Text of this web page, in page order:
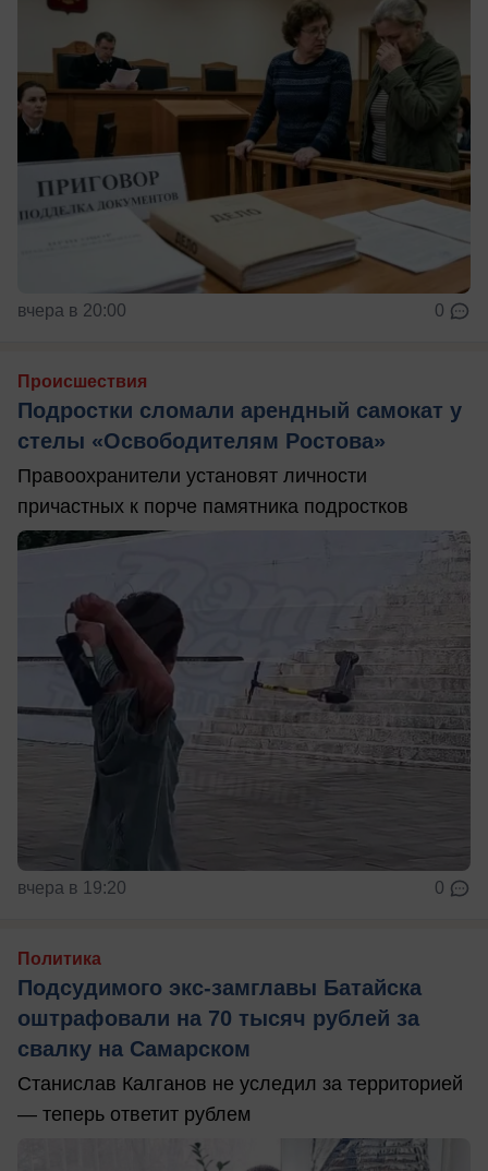
вчера в 20:00 0
Происшествия
Подростки сломали арендный самокат у
стелы «Освободителям Ростова»
Правоохранители установят личности
причастных к порче памятника подростков
вчера в 19:20 0
Политика
Подсудимого экс-замглавы Батайска
оштрафовали на 70 тысяч рублей за
свалку на Самарском
Станислав Калганов не уследил за территорией
— теперь ответит рублем